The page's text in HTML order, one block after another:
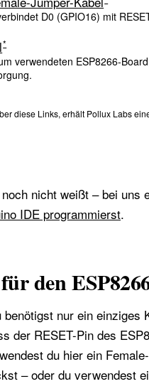
D0 (GPIO16) mit
verwendeten ESP8266-
diese Links, erhält Pollux Labs
nicht weißt – bei uns
IDE programmierst.
den
nur ein einziges
der RESET-Pin des
du hier ein
– oder du verwendest